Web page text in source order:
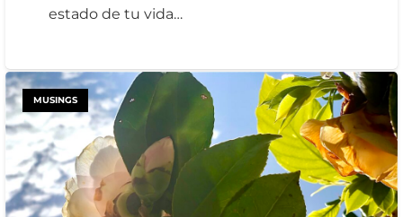
estado de tu vida…
MUSINGS